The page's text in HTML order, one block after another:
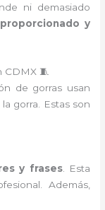
ni demasiado
proporcionado y
🧵
de gorras usan
gorra. Estas son
y frases. Esta
Además,